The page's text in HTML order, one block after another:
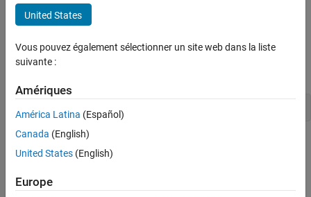
Time-Based Scheduling
ON THIS PAGE
model configured for a bare-board target (one with no operating
system).
Open Example Model
United States
Vous pouvez également sélectionner un site web dans la liste
suivante :
Amériques
América Latina (Español)
Canada (English)
United States (English)
Europe